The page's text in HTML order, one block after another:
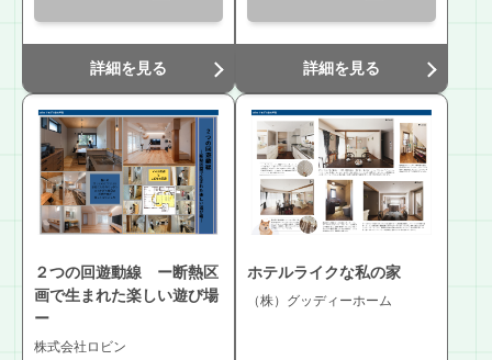
詳細を見る 詳細を見る
２つの回遊動線 ー断熱区
画で生まれた楽しい遊び場
ー
株式会社ロビン
ホテルライクな私の家
（株）グッディーホーム